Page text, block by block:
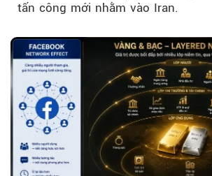
tấn công mới nhằm vào Iran.